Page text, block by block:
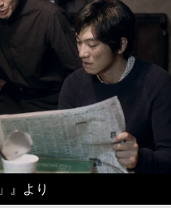
』より